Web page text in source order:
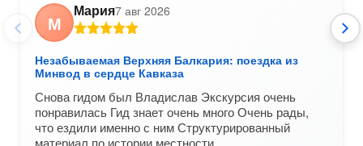
М
Мария7 авг 2026
Незабываемая Верхняя Балкария: поездка из
Минвод в сердце Кавказа
Снова гидом был Владислав Экскурсия очень
понравилась Гид знает очень много Очень рады,
что ездили именно с ним Структурированный
материал по истории местности